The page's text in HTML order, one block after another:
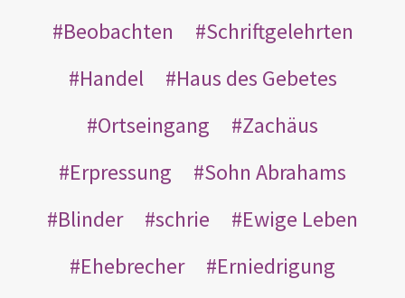
Beobachten
Schriftgelehrten
Handel
Haus des Gebetes
Ortseingang
Zachäus
Erpressung
Sohn Abrahams
Blinder
schrie
Ewige Leben
Ehebrecher
Erniedrigung